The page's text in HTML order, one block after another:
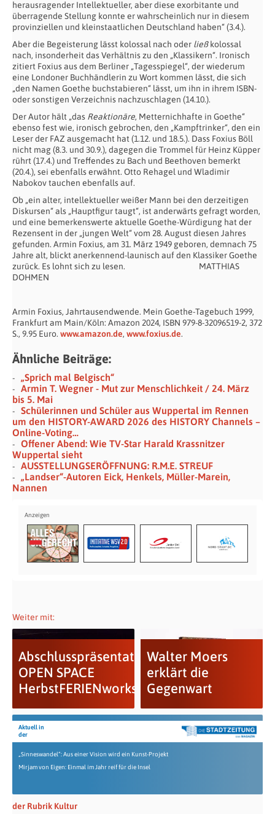
herausragender Intellektueller, aber diese exorbitante und
überragende Stellung konnte er wahrscheinlich nur in diesem
provinziellen und kleinstaatlichen Deutschland haben“ (3.4.).
Aber die Begeisterung lässt kolossal nach oder ließkolossal
nach, insonderheit das Verhältnis zu den „Klassikern“. Ironisch
zitiert Foxius aus dem Berliner „Tagesspiegel“, der wiederum
eine Londoner Buchhändlerin zu Wort kommen lässt, die sich
„den Namen Goethe buchstabieren“ lässt, um ihn in ihrem ISBN-
oder sonstigen Verzeichnis nachzuschlagen (14.10.).
Der Autor hält „das Reaktionäre, Metternichhafte in Goethe“
ebenso fest wie, ironisch gebrochen, den „Kampftrinker“, den ein
Leser der FAZ ausgemacht hat (1.12. und 18.5.). Dass Foxius Böll
nicht mag (8.3. und 30.9.), dagegen die Trommel für Heinz Küpper
rührt (17.4.) und Treffendes zu Bach und Beethoven bemerkt
(20.4.), sei ebenfalls erwähnt. Otto Rehagel und Wladimir
Nabokov tauchen ebenfalls auf.
Ob „ein alter, intellektueller weißer Mann bei den derzeitigen
Diskursen“ als „Hauptfigur taugt“, ist anderwärts gefragt worden,
und eine bemerkenswerte aktuelle Goethe-Würdigung hat der
Rezensent in der „jungen Welt“ vom 28. August diesen Jahres
gefunden. Armin Foxius, am 31. März 1949 geboren, demnach 75
Jahre alt, blickt anerkennend-launisch auf den Klassiker Goethe
zurück. Es lohnt sich zu lesen. MATTHIAS
DOHMEN
Armin Foxius, Jahrtausendwende. Mein Goethe-Tagebuch 1999,
Frankfurt am Main/Köln: Amazon 2024, ISBN 979-8-32096519-2, 372
S., 9.95 Euro. www.amazon.de, www.foxius.de.
Ähnliche Beiträge:
„Sprich mal Belgisch“
Armin T. Wegner - Mut zur Menschlichkeit / 24. März
bis 5. Mai
Schülerinnen und Schüler aus Wuppertal im Rennen
um den HISTORY-AWARD 2026 des HISTORY Channels –
Online-Voting…
Offener Abend: Wie TV-Star Harald Krassnitzer
Wuppertal sieht
AUSSTELLUNGSERÖFFNUNG: R.M.E. STREUF
„Landser“-Autoren Eick, Henkels, Müller-Marein,
Nannen
Weiter mit:
Abschlusspräsentation
OPEN SPACE
HerbstFERIENworkshop
Walter Moers
erklärt die
Gegenwart
Aktuell in
der
„Sinneswandel“: Aus einer Vision wird ein Kunst-Projekt
Mirjam von Eigen: Einmal im Jahr reif für die Insel
der Rubrik Kultur